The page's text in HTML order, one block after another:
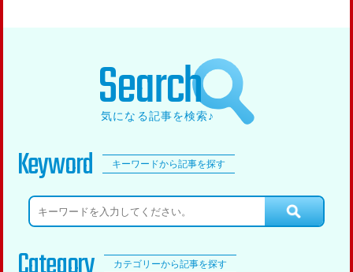
Search
気になる記事を検索♪
Keyword キーワードから記事を探す
カテゴリーから記事を探す